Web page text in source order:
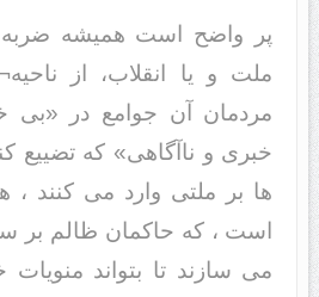
پر واضح است همیشه
ملت و یا انقلاب، از
مردمان آن جوامع در «بی
خبری و ناآگاهی» که تضییع
ها بر ملتی وارد می کنند
است ، که حاکمان ظالم بر
می سازند تا بتواند منویات